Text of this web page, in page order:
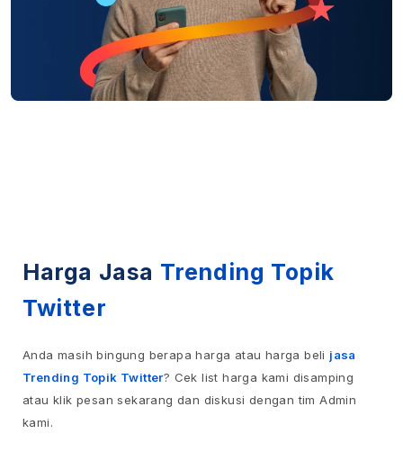
Harga Jasa Trending Topik
Twitter
Anda masih bingung berapa harga atau harga beli jasa
Trending Topik Twitter? Cek list harga kami disamping
atau klik pesan sekarang dan diskusi dengan tim Admin
kami.